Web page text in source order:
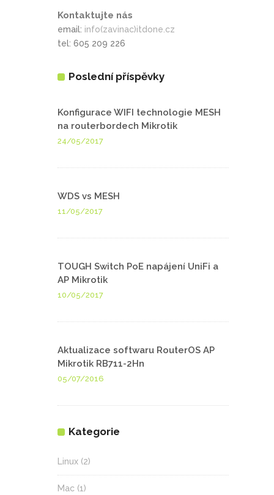
Kontaktujte nás
email: info(zavinac)itdone.cz
tel: 605 209 226
Poslední příspěvky
Konfigurace WIFI technologie MESH
na routerbordech Mikrotik
24/05/2017
WDS vs MESH
11/05/2017
TOUGH Switch PoE napájení UniFi a
AP Mikrotik
10/05/2017
Aktualizace softwaru RouterOS AP
Mikrotik RB711-2Hn
05/07/2016
Kategorie
Linux (2)
Mac (1)